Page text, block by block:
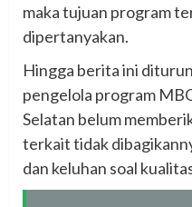
‎maka tujuan program
dipertanyakan.
‎Hingga berita ini
pengelola program
Selatan belum
terkait tidak
dan keluhan soal